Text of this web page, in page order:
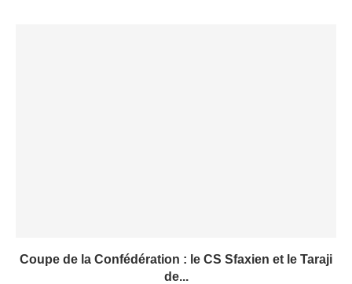
Coupe de la Confédération : le CS Sfaxien et le Taraji
de...